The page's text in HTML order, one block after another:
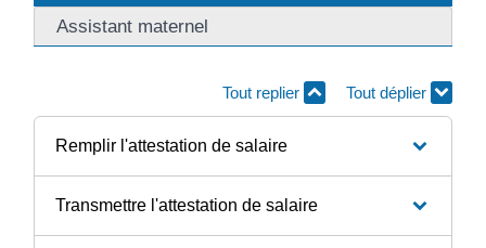
Assistant maternel
Tout replier Tout déplier
Remplir l'attestation de salaire
Transmettre l'attestation de salaire